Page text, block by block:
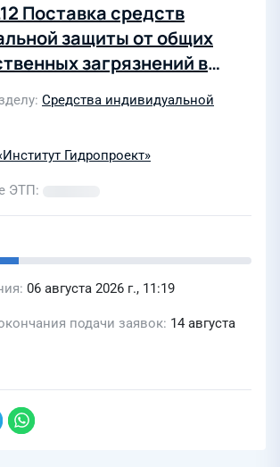
Поставка средств
защиты от общих
загрязнений в
нужд АО "Институт
ГП)
Средства индивидуальной
Гидропроект»
ЭТП
06 августа 2026 г., 11:19
подачи заявок 14 августа